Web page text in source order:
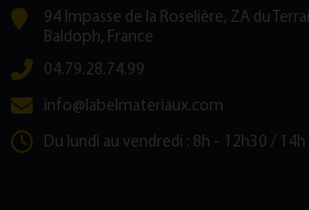
94 Impasse de la Roselière, ZA du
Baldoph, France
04.79.28.74.99
info@labelmateriaux.com
Du lundi au vendredi : 8h - 12h30 /